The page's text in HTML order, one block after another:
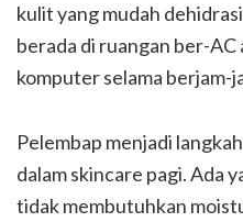
kulit yang mudah
berada di ruangan ber-
komputer selama berjam-
Pelembap menjadi
dalam skincare pagi. Ada
tidak membutuhkan